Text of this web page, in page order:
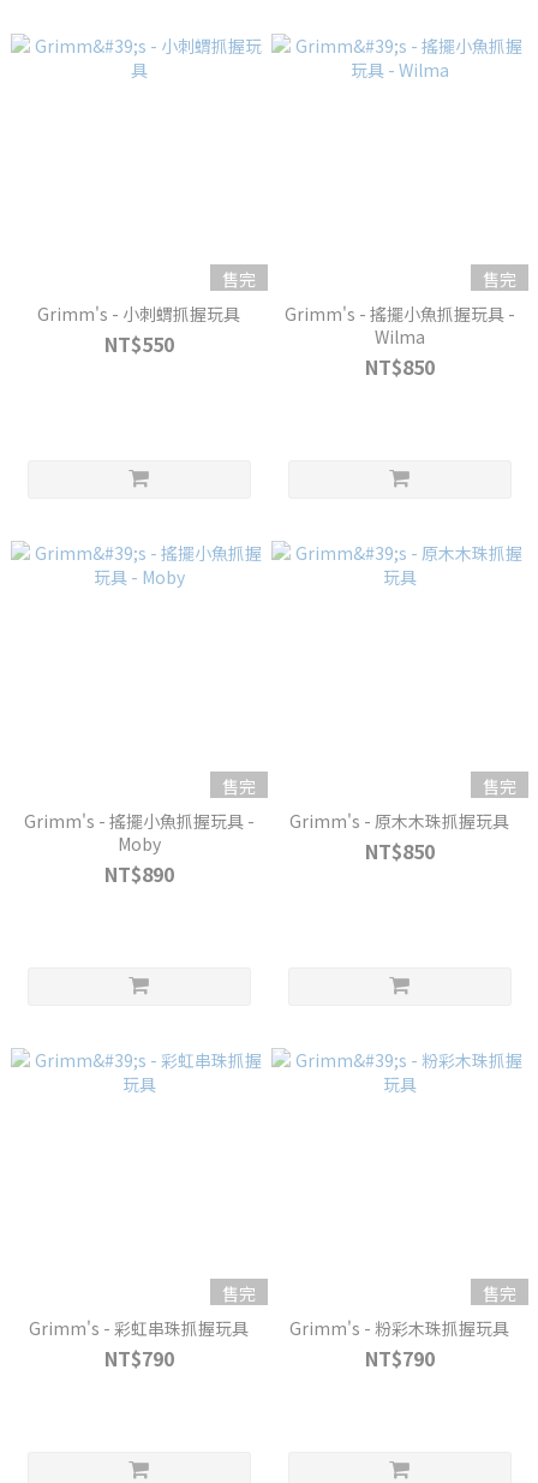
售完
Grimm's - 小刺蝟抓握玩具
NT$550
售完
Grimm's - 搖擺小魚抓握玩具 -
Wilma
NT$850
售完
Grimm's - 搖擺小魚抓握玩具 -
Moby
NT$890
售完
Grimm's - 原木木珠抓握玩具
NT$850
售完
Grimm's - 彩虹串珠抓握玩具
NT$790
售完
Grimm's - 粉彩木珠抓握玩具
NT$790